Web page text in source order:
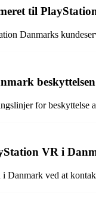
til
Danmarks
for beskyttelse
VR i
ved at